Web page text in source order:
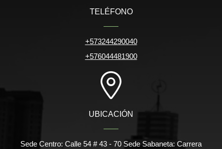
TELÉFONO
+573244290040
+576044481900
UBICACIÓN
Sede Centro: Calle 54 # 43 - 70 Sede Sabaneta: Carrera